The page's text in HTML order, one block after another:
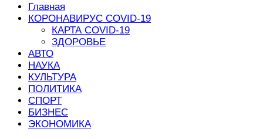
Главная
КОРОНАВИРУС COVID-19
КАРТА COVID-19
ЗДОРОВЬЕ
АВТО
НАУКА
КУЛЬТУРА
ПОЛИТИКА
СПОРТ
БИЗНЕС
ЭКОНОМИКА